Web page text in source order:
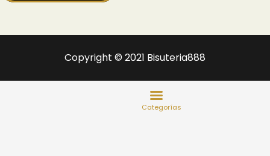
Copyright © 2021 Bisuteria888